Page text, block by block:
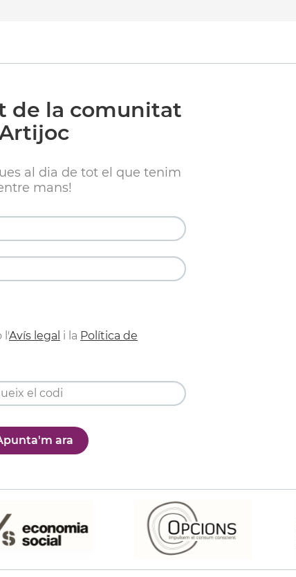
de la comunitat
al dia de tot el que tenim
mans!
l'Avís legal i la Política de
ara